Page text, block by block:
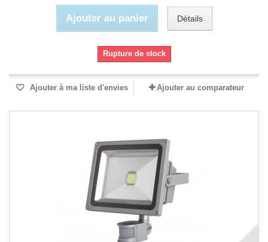
Ajouter au panier Détails
Rupture de stock
Ajouter à ma liste d'envies Ajouter au comparateur